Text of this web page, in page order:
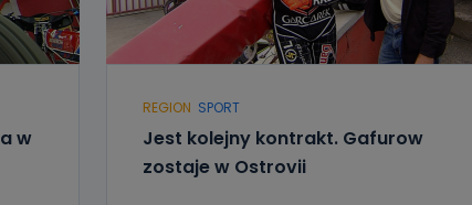
w
REGION SPORT
Jest kolejny kontrakt. Gafurow
zostaje w Ostrovii